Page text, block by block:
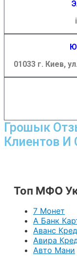
01033 г. Киев,
Грошык
Клиентов И
Топ МФО
7 Монет
А Банк
Аванс
Авира
Авто Мани